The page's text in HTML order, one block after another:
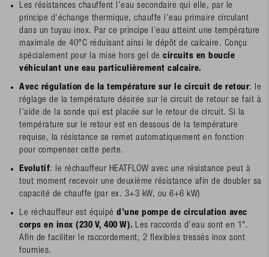
Les résistances chauffent l’eau secondaire qui elle, par le
principe d’échange thermique, chauffe l’eau primaire circulant
dans un tuyau inox. Par ce principe l’eau atteint une température
maximale de 40°C réduisant ainsi le dépôt de calcaire. Conçu
spécialement pour la mise hors gel de circuits en boucle
véhiculant une eau particulièrement calcaire.
Avec régulation de la température sur le circuit de retour: le
réglage de la température désirée sur le circuit de retour se fait à
l’aide de la sonde qui est placée sur le retour de circuit. Si la
température sur le retour est en dessous de la température
requise, la résistance se remet automatiquement en fonction
pour compenser cette perte.
Evolutif: le réchauffeur HEATFLOW avec une résistance peut à
tout moment recevoir une deuxième résistance afin de doubler sa
capacité de chauffe (par ex. 3+3 kW, ou 6+6 kW)
Le réchauffeur est équipé d’une pompe de circulation avec
corps en inox (230 V, 400 W). Les raccords d’eau sont en 1".
Afin de faciliter le raccordement, 2 flexibles tressés inox sont
fournies.